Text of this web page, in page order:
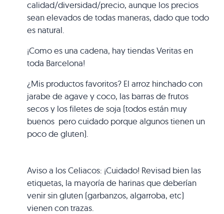
calidad/diversidad/precio, aunque los precios
sean elevados de todas maneras, dado que todo
es natural.
¡Como es una cadena, hay tiendas Veritas en
toda Barcelona!
¿Mis productos favoritos? El arroz hinchado con
jarabe de agave y coco, las barras de frutos
secos y los filetes de soja (todos están muy
buenos pero cuidado porque algunos tienen un
poco de gluten).
Aviso a los Celiacos: ¡Cuidado! Revisad bien las
etiquetas, la mayoría de harinas que deberían
venir sin gluten (garbanzos, algarroba, etc)
vienen con trazas.